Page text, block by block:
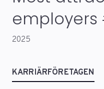
employers
2025
KARRIÄRFÖRETAGEN